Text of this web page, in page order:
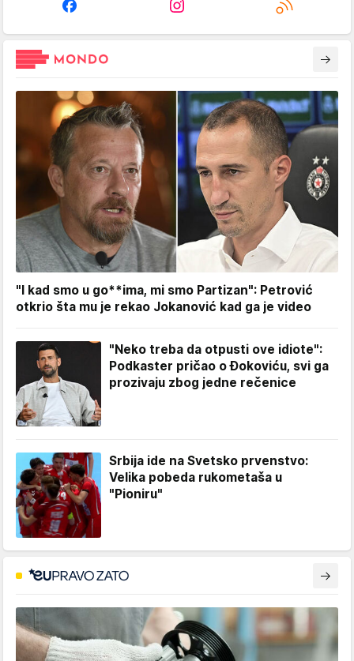
"I kad smo u go**ima, mi smo Partizan": Petrović
otkrio šta mu je rekao Jokanović kad ga je video
"Neko treba da otpusti ove idiote":
Podkaster pričao o Đokoviću, svi ga
prozivaju zbog jedne rečenice
Srbija ide na Svetsko prvenstvo:
Velika pobeda rukometaša u
"Pioniru"